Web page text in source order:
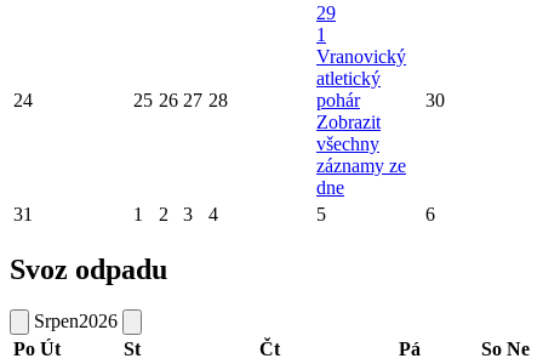
24 25 26 27 28
29
1
Vranovický
atletický
pohár
Zobrazit
všechny
záznamy ze
dne
30
31 1 2 3 4 5 6
Svoz odpadu
Srpen2026
Po Út St Čt Pá So Ne